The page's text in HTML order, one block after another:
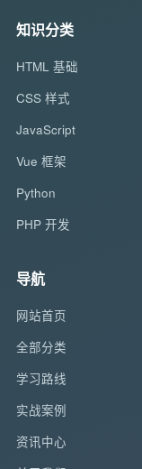
知识分类
HTML 基础
CSS 样式
JavaScript
Vue 框架
Python
PHP 开发
导航
网站首页
全部分类
学习路线
实战案例
资讯中心